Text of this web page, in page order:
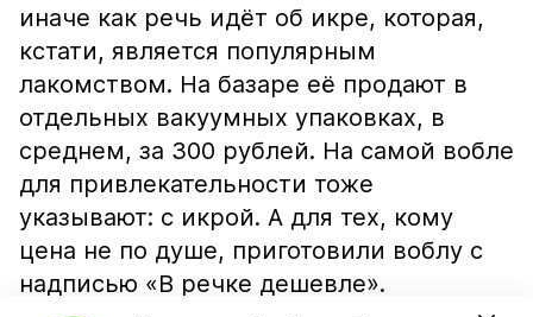
иначе как речь идёт об икре, которая,
кстати, является популярным
лакомством. На базаре её продают в
отдельных вакуумных упаковках, в
среднем, за 300 рублей. На самой вобле
для привлекательности тоже
указывают: с икрой. А для тех, кому
цена не по душе, приготовили воблу с
надписью «В речке дешевле».